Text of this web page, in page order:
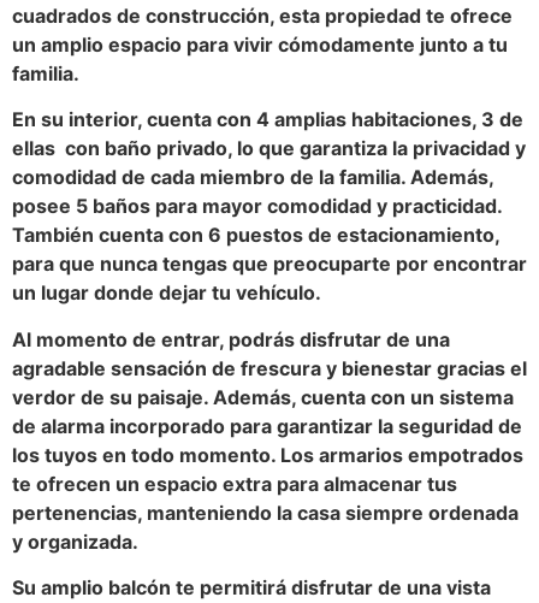
cuadrados de construcción, esta propiedad te ofrece
un amplio espacio para vivir cómodamente junto a tu
familia.
En su interior, cuenta con 4 amplias habitaciones, 3 de
ellas con baño privado, lo que garantiza la privacidad y
comodidad de cada miembro de la familia. Además,
posee 5 baños para mayor comodidad y practicidad.
También cuenta con 6 puestos de estacionamiento,
para que nunca tengas que preocuparte por encontrar
un lugar donde dejar tu vehículo.
Al momento de entrar, podrás disfrutar de una
agradable sensación de frescura y bienestar gracias el
verdor de su paisaje. Además, cuenta con un sistema
de alarma incorporado para garantizar la seguridad de
los tuyos en todo momento. Los armarios empotrados
te ofrecen un espacio extra para almacenar tus
pertenencias, manteniendo la casa siempre ordenada
y organizada.
Su amplio balcón te permitirá disfrutar de una vista